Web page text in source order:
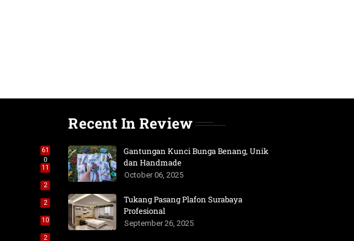
61
0
11
2
2
10
2
Recent In Review
Gantungan Kunci Bunga Benang, Unik
dan Handmade
October 06, 2025
Tukang Pasang Plafon Surabaya
Profesional
September 26, 2025